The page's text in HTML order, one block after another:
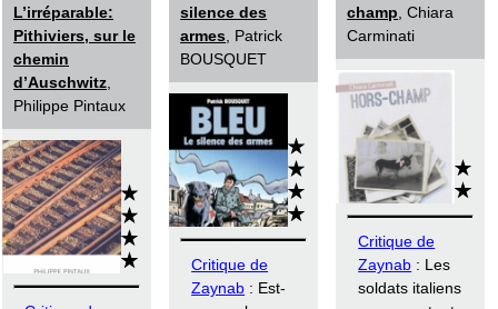
L’irréparable:
Pithiviers, sur le
chemin
d’Auschwitz
Philippe Pintaux
silence des
armes , Patrick
BOUSQUET
Critique de
Zaynab : Est-
champ , Chiara
Carminati
Critique de
Zaynab : Les
soldats italiens